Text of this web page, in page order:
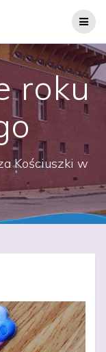
roku
Kościuszki w